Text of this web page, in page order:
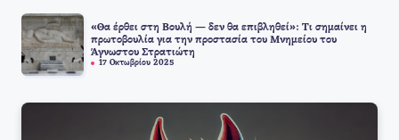
«Θα έρθει στη Βουλή — δεν θα επιβληθεί»: Τι σημαίνει η
πρωτοβουλία για την προστασία του Μνημείου του
Άγνωστου Στρατιώτη
17 Οκτωβρίου 2025